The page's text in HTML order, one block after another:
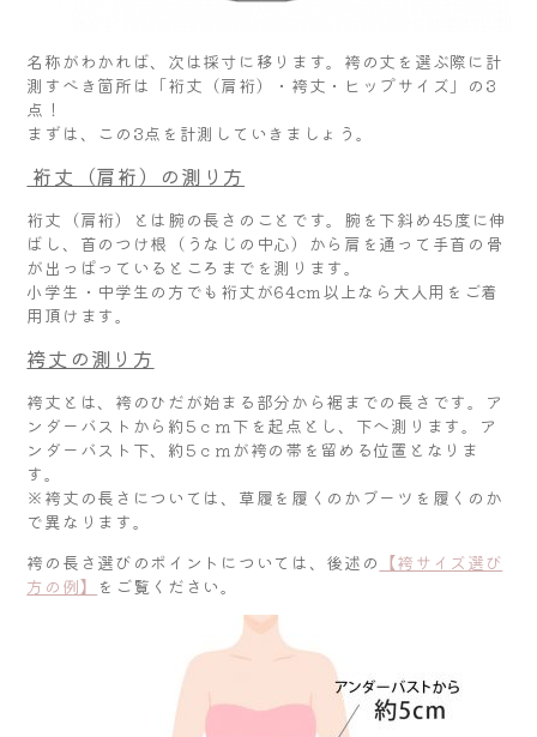
名称がわかれば、次は採寸に移ります。袴の丈を選ぶ際に計
測すべき箇所は「裄丈（肩裄）・袴丈・ヒップサイズ」の3
点！
まずは、この3点を計測していきましょう。
裄丈（肩裄）の測り方
裄丈（肩裄）とは腕の長さのことです。腕を下斜め45度に伸
ばし、首のつけ根（うなじの中心）から肩を通って手首の骨
が出っぱっているところまでを測ります。
小学生・中学生の方でも裄丈が64cm以上なら大人用をご着
用頂けます。
袴丈の測り方
袴丈とは、袴のひだが始まる部分から裾までの長さです。ア
ンダーバストから約5ｃｍ下を起点とし、下へ測ります。ア
ンダーバスト下、約5ｃｍが袴の帯を留める位置となりま
す。
※袴丈の長さについては、草履を履くのかブーツを履くのか
で異なります。
袴の長さ選びのポイントについては、後述の 【袴サイズ選び
方の例】 をご覧ください。